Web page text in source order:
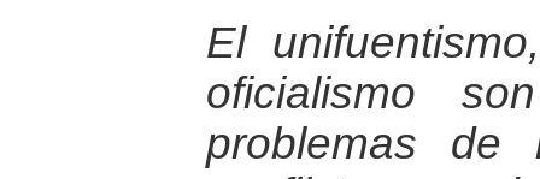
El
oficialismo
problemas